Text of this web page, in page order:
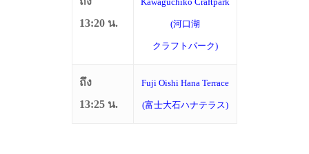
13:20 น.
(河口湖
クラフトパーク)
ถึง
13:25 น.
Fuji Oishi Hana Terrace
(富士大石ハナテラス)